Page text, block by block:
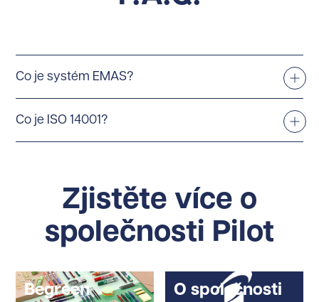
Co je systém EMAS?
Co je ISO 14001?
Zjistěte více o
společnosti Pilot
Begreen
O společnosti